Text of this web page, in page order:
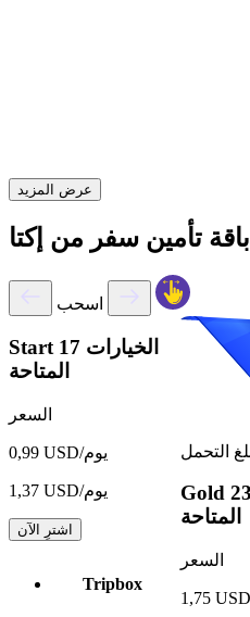
عرض المزيد
تأمين سفر من إكتا
اسحب
Start 17 الخيارات
المتاحة
السعر
0,99 USD/يوم
1,37 USD/يوم
اشترِ الآن
Tripbox
التحمل
Gold 23 الخيارات
المتاحة
السعر